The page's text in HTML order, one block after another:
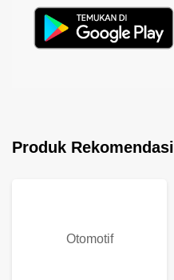
Produk Rekomendasi
Otomotif